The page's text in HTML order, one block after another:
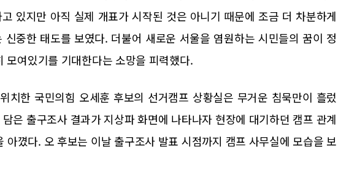
있지만 아직 실제 개표가 시작된 것은 아니기 때문에 조금 더 차분하게
신중한 태도를 보였다. 더불어 새로운 서울을 염원하는 시민들의 꿈이 정
모여있기를 기대한다는 소망을 피력했다.
치한 국민의힘 오세훈 후보의 선거캠프 상황실은 무거운 침묵만이 흘렀
은 출구조사 결과가 지상파 화면에 나타나자 현장에 대기하던 캠프 관계
아꼈다. 오 후보는 이날 출구조사 발표 시점까지 캠프 사무실에 모습을 보